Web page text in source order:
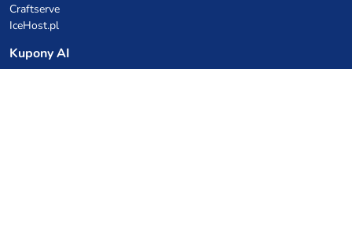
Craftserve
IceHost.pl
Kupony AI